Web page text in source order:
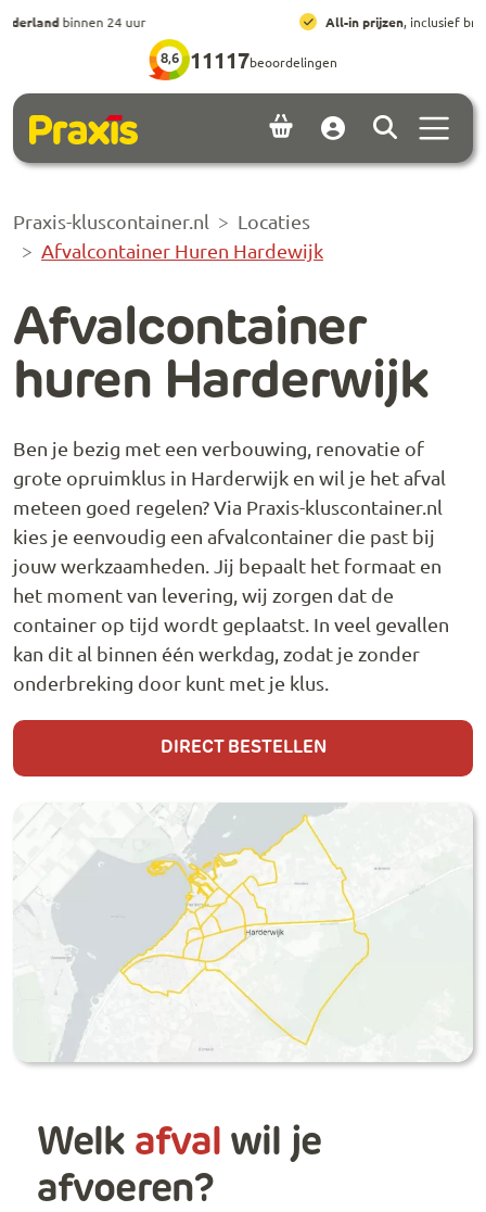
Ga naar hoofdinhoud
Ga naar footer
All-in prijzen , inclusief brengen, ophalen en huur
8,6 11117beoordelingen
Account
Praxis-kluscontainer.nl
Locaties
Afvalcontainer Huren Hardewijk
Afvalcontainer
huren Harderwijk
Ben je bezig met een verbouwing, renovatie of
grote opruimklus in Harderwijk en wil je het afval
meteen goed regelen? Via Praxis-kluscontainer.nl
kies je eenvoudig een afvalcontainer die past bij
jouw werkzaamheden. Jij bepaalt het formaat en
het moment van levering, wij zorgen dat de
container op tijd wordt geplaatst. In veel gevallen
kan dit al binnen één werkdag, zodat je zonder
onderbreking door kunt met je klus.
DIRECT BESTELLEN
Welk afval wil je
afvoeren?